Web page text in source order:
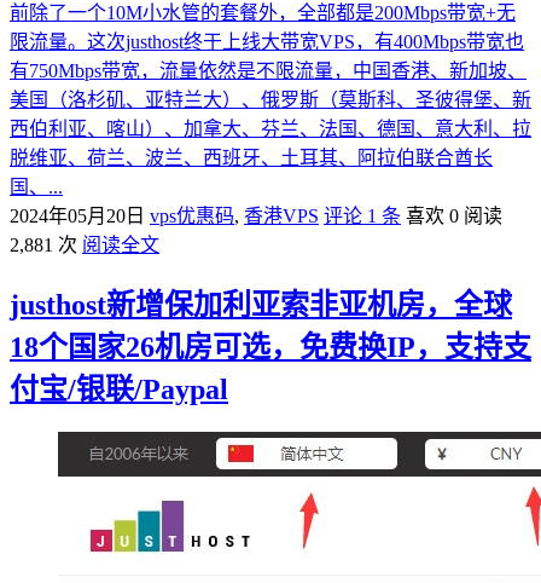
前除了一个10M小水管的套餐外，全部都是200Mbps带宽+无
限流量。这次justhost终于上线大带宽VPS，有400Mbps带宽也
有750Mbps带宽，流量依然是不限流量，中国香港、新加坡、
美国（洛杉矶、亚特兰大）、俄罗斯（莫斯科、圣彼得堡、新
西伯利亚、喀山）、加拿大、芬兰、法国、德国、意大利、拉
脱维亚、荷兰、波兰、西班牙、土耳其、阿拉伯联合酋长
国、...
2024年05月20日 vps优惠码, 香港VPS 评论 1 条 喜欢 0 阅读
2,881 次 阅读全文
justhost新增保加利亚索非亚机房，全球
18个国家26机房可选，免费换IP，支持支
付宝/银联/Paypal